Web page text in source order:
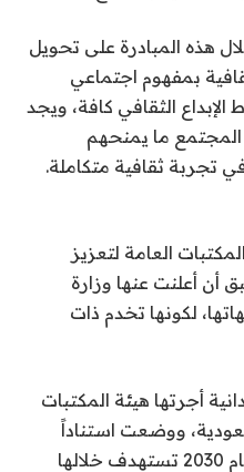
هذه المبادرة على تحويل
بمفهوم اجتماعي
الثقافي كافة، ويجد
ما يمنحهم
تجربة ثقافية متكاملة.
العامة لتعزيز
أن أعلنت عنها وزارة
لكونها تخدم ذات
أجرتها هيئة المكتبات
ووضعت استناداً
عليها خطة تطوير تمتد حتى عام 2030 تستهدف خلالها